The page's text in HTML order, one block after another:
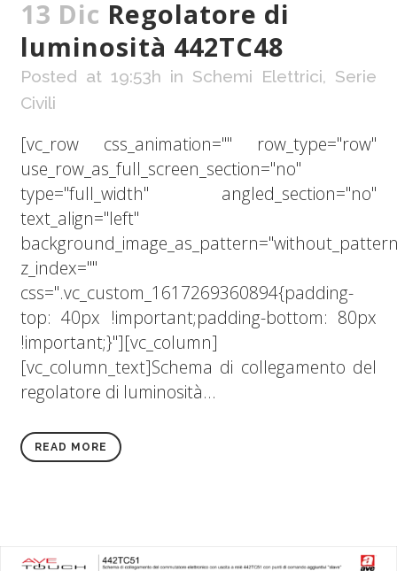
13 Dic Regolatore di
luminosità 442TC48
Posted at 19:53h in Schemi Elettrici, Serie
Civili
[vc_row css_animation="" row_type="row"
use_row_as_full_screen_section="no"
type="full_width" angled_section="no"
text_align="left"
z_index=""
css=".vc_custom_1617269360894{padding-
top: 40px !important;padding-bottom: 80px
!important;}"][vc_column]
[vc_column_text]Schema di collegamento del
regolatore di luminosità...
READ MORE